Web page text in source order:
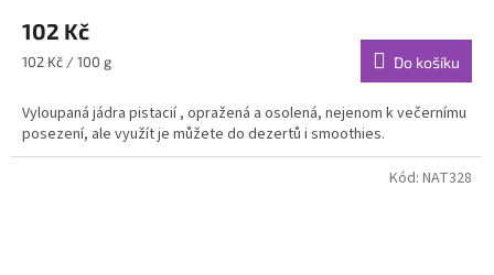
102 Kč
Měrná
102 Kč / 100 g Do košíku
Vyloupaná jádra pistacií , opražená a osolená, nejenom k večernímu
posezení, ale využít je můžete do dezertů i smoothies.
Kód: NAT328